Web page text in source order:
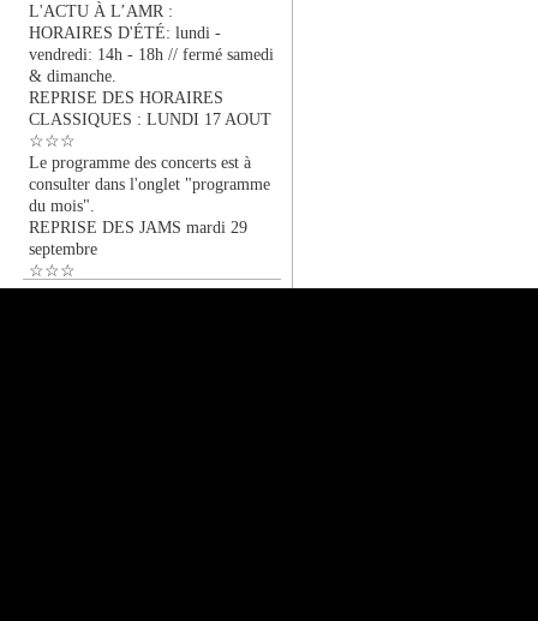
L'ACTU À L’AMR :
HORAIRES D'ÉTÉ: lundi -
vendredi: 14h - 18h // fermé samedi
& dimanche.
REPRISE DES HORAIRES
CLASSIQUES : LUNDI 17 AOUT
☆☆☆
Le programme des concerts est à
consulter dans l'onglet "programme
du mois".
REPRISE DES JAMS mardi 29
septembre
☆☆☆